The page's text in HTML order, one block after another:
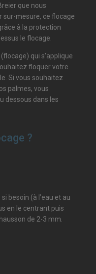
que nous
sur-mesure, ce flocage
à la protection
le flocage.
qui s'applique
floquer votre
Si vous souhaitez
palmes, vous
dessous dans les
?
besoin (à l’eau et au
en le centrant puis
de 2-3 mm.